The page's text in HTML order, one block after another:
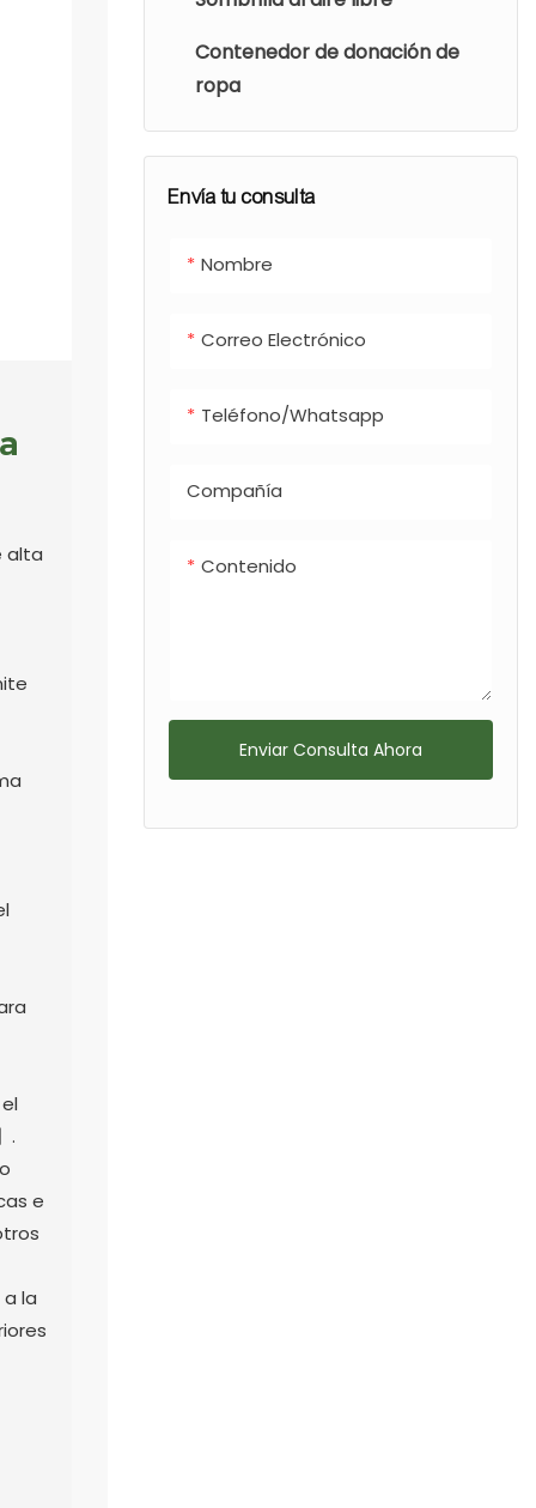
alta
.
e
la
Contenedor de donación de
ropa
Envía tu consulta
Nombre
Correo Electrónico
Teléfono/whatsapp
Compañía
Contenido
Enviar Consulta Ahora